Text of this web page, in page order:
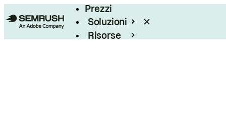
Prezzi
Soluzioni
Risorse